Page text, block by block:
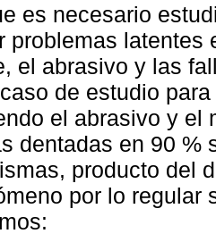
es necesario
problemas
el abrasivo y las
de estudio
el abrasivo y el
dentadas en 90 %
producto del
por lo regular